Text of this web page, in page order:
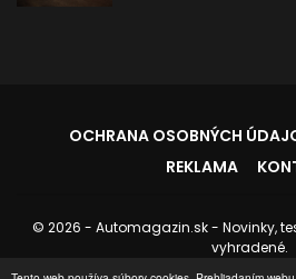
OCHRANA OSOBNÝCH
REKLAMA
© 2026 - Automagazin.sk - Novinky,
vyhradené.